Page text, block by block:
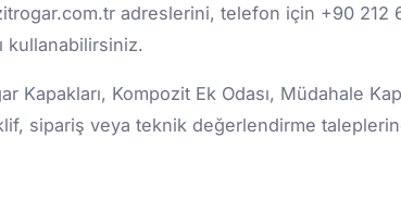
adreslerini, telefon için +90
kullanabilirsiniz.
Kapakları, Kompozit Ek Odası, Müdahale
sipariş veya teknik değerlendirme